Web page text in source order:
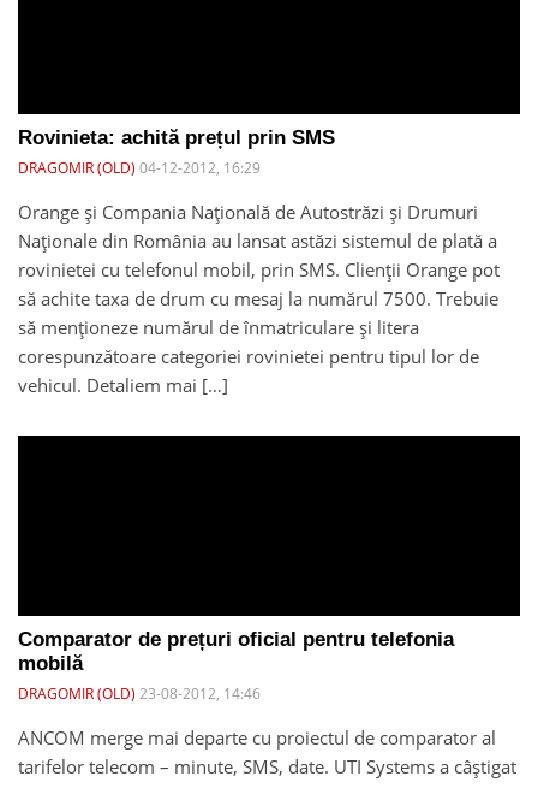
Rovinieta: achită prețul prin SMS
DRAGOMIR (OLD) 04-12-2012, 16:29
Orange și Compania Națională de Autostrăzi și Drumuri
Naționale din România au lansat astăzi sistemul de plată a
rovinietei cu telefonul mobil, prin SMS. Clienţii Orange pot
să achite taxa de drum cu mesaj la numărul 7500. Trebuie
să menționeze numărul de înmatriculare și litera
corespunzătoare categoriei rovinietei pentru tipul lor de
vehicul. Detaliem mai […]
Comparator de prețuri oficial pentru telefonia
mobilă
DRAGOMIR (OLD) 23-08-2012, 14:46
ANCOM merge mai departe cu proiectul de comparator al
tarifelor telecom – minute, SMS, date. UTI Systems a câștigat